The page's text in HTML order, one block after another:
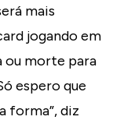
mais
jogando em
ou morte para
espero que
forma”, diz